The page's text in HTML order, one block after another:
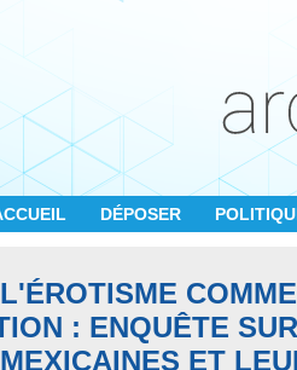
DÉPOSER
: ENQUÊTE
ET